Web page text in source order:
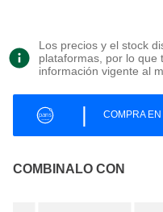
Los precios y el stock
plataformas, por lo que
información vigente al
| COMPRA
COMBINALO CON